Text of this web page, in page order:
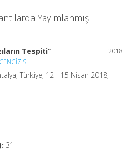
Yayımlanmış
2018
Tespiti”
CENGİZ S.
Türkiye, 12 - 15 Nisan 2018,
31